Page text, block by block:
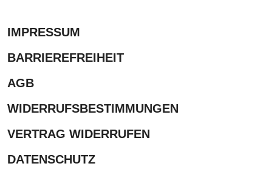
IMPRESSUM
BARRIEREFREIHEIT
AGB
WIDERRUFSBESTIMMUNGEN
VERTRAG WIDERRUFEN
DATENSCHUTZ